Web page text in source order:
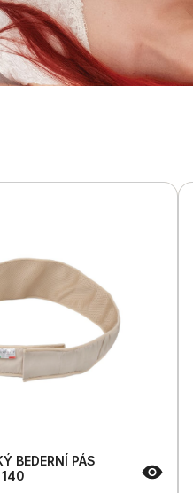
BEDERNÍ PÁS